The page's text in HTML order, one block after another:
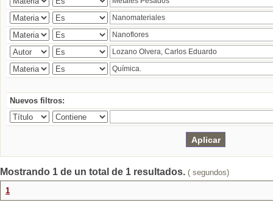
Nuevos filtros:
Mostrando 1 de un total de 1 resultados. ( segundos)
1